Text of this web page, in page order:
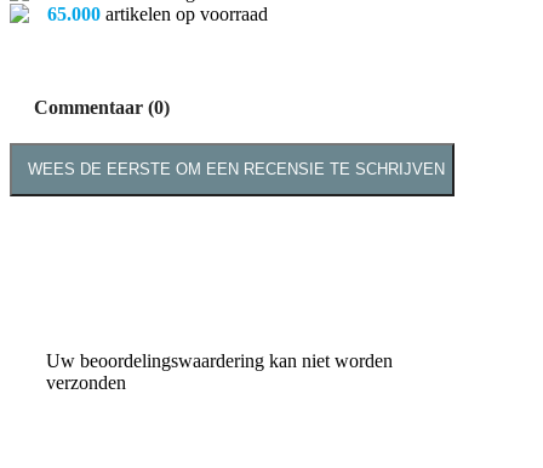
65.000 artikelen op voorraad
Commentaar (0)
WEES DE EERSTE OM EEN RECENSIE TE SCHRIJVEN
Uw beoordelingswaardering kan niet worden
verzonden